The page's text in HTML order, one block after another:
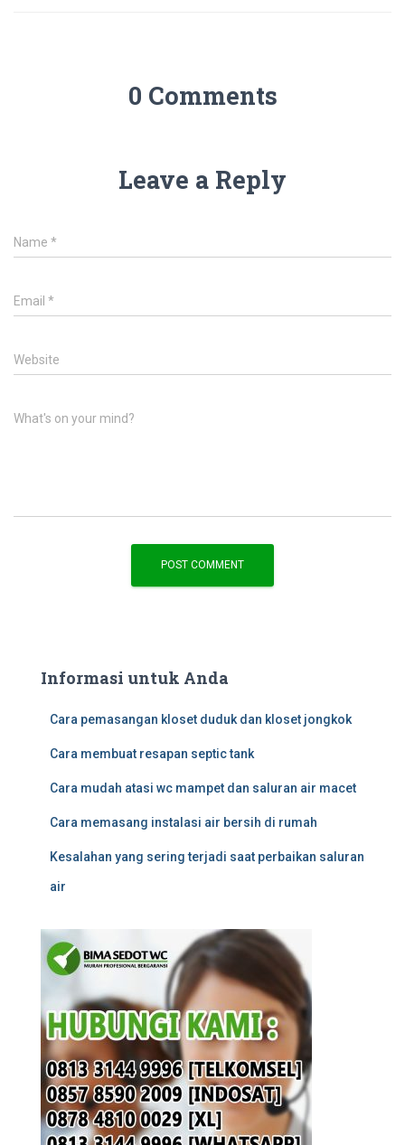
0 Comments
Leave a Reply
Name *
Email *
Website
What's on your mind?
Informasi untuk Anda
Cara pemasangan kloset duduk dan kloset jongkok
Cara membuat resapan septic tank
Cara mudah atasi wc mampet dan saluran air macet
Cara memasang instalasi air bersih di rumah
Kesalahan yang sering terjadi saat perbaikan saluran
air